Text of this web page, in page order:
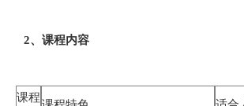
2、课程内容
课程